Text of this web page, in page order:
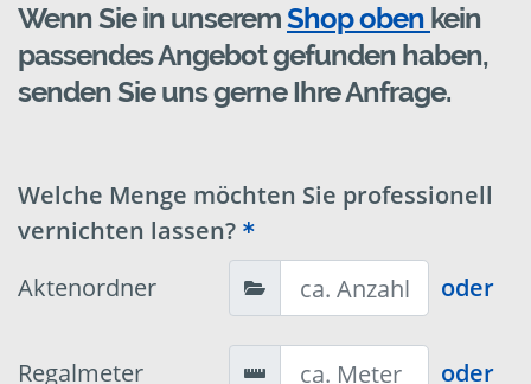
Wenn Sie in unseremShop oben kein
passendes Angebot gefunden haben,
senden Sie uns gerne Ihre Anfrage.
Welche Menge möchten Sie professionell
vernichten lassen?
Aktenordner
oder
Regalmeter oder